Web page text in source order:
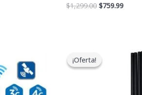
$1,299.00 $759.99
¡Oferta!
¡Oferta! original
precio